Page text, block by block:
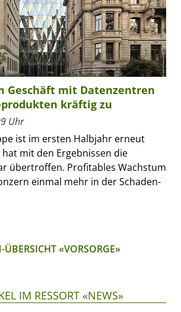
Geschäft mit Datenzentren
kräftig zu
Uhr
ist im ersten Halbjahr erneut
mit den Ergebnissen die
übertroffen. Profitables Wachstum
einmal mehr in der Schaden-
«VORSORGE»
IM RESSORT «NEWS»